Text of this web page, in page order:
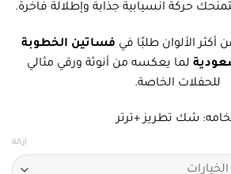
حركة انسيابية جذابة وإطلالة فاخرة.
أكثر الألوان طلبًا في فساتين الخطوبة
لما يعكسه من أنوثة ورقي مثالي
للحفلات الخاصة.
شك تطريز +ترتر
إزالة